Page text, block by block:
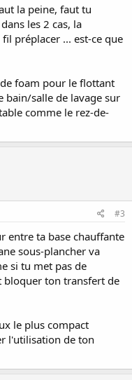
la peine, faut tu
les 2 cas, la
préplacer ... est-ce que
foam pour le flottant
bain/salle de lavage sur
comme le rez-de-
#3
entre ta base chauffante
sous-plancher va
si tu met pas de
bloquer ton transfert de
le plus compact
l'utilisation de ton